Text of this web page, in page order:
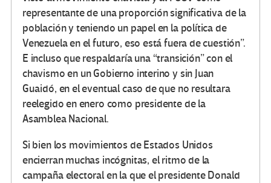
representante de una proporción significativa de la
población y teniendo un papel en la política de
Venezuela en el futuro, eso está fuera de cuestión”.
E incluso que respaldaría una “transición” con el
chavismo en un Gobierno interino y sin Juan
Guaidó, en el eventual caso de que no resultara
reelegido en enero como presidente de la
Asamblea Nacional.
Si bien los movimientos de Estados Unidos
encierran muchas incógnitas, el ritmo de la
campaña electoral en la que el presidente Donald